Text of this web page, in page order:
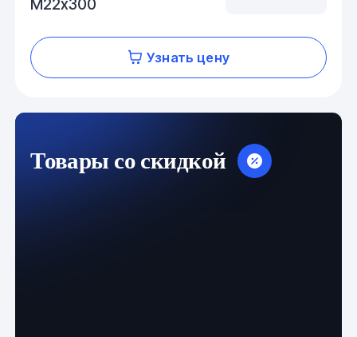
М22х300
Узнать цену
Товары со скидкой